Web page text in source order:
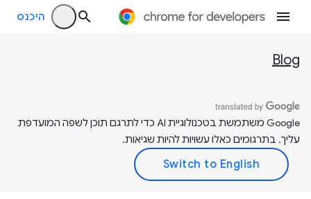
היכנס
Blog
‫Google משתמשת בטכנולוגיית AI כדי לתרגם תוכן לשפה המועדפת
עליך. בתרגומים כאלו עשויות להיות שגיאות.